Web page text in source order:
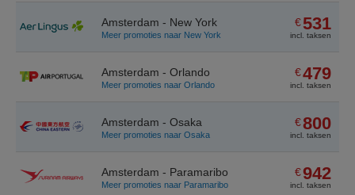
Amsterdam - New York
Meer promoties naar New York
€531
incl. taksen
Amsterdam - Orlando
Meer promoties naar Orlando
€479
incl. taksen
Amsterdam - Osaka
Meer promoties naar Osaka
€800
incl. taksen
Amsterdam - Paramaribo
Meer promoties naar Paramaribo
€942
incl. taksen